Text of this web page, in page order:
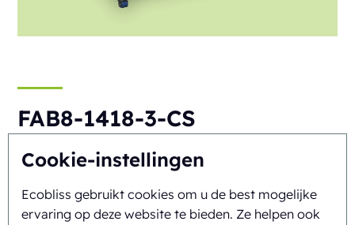
Cookie-instellingen
Ecobliss gebruikt cookies om u de best mogelijke
ervaring op deze website te bieden. Ze helpen ook
FAB8-1418-3-CS
Automatisch Rotary